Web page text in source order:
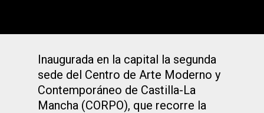
Inaugurada en la capital la segunda
sede del Centro de Arte Moderno y
Contemporáneo de Castilla-La
Mancha (CORPO), que recorre la